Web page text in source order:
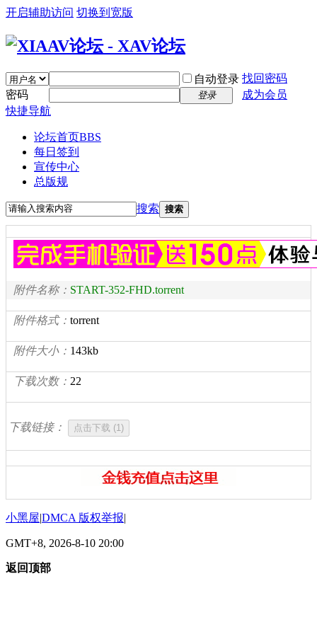
开启辅助访问 切换到宽版
自动登录 找回密码
密码
登录
成为会员
快捷导航
论坛首页BBS
每日签到
宣传中心
总版规
搜索 搜索
附件名称： START-352-FHD.torrent
附件格式： torrent
附件大小： 143kb
下载次数： 22
下载链接：
小黑屋|DMCA 版权举报|
GMT+8, 2026-8-10 20:00
返回顶部